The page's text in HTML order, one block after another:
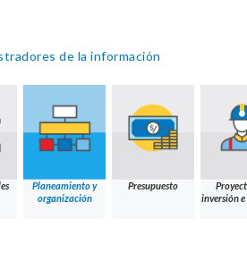
de la información
Planeamiento y
organización
Presupuesto
inversión